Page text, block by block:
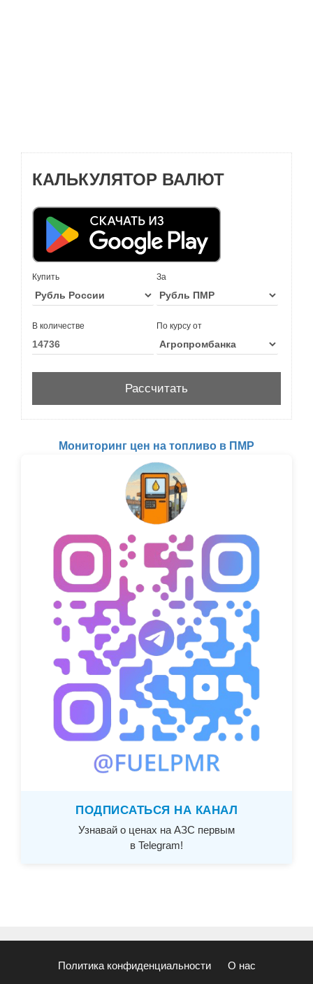
КАЛЬКУЛЯТОР ВАЛЮТ
Купить За
В количестве По курсу от
Мониторинг цен на топливо в ПМР
ПОДПИСАТЬСЯ НА КАНАЛ
Узнавай о ценах на АЗС первым
в Telegram!
Политика конфиденциальности О нас